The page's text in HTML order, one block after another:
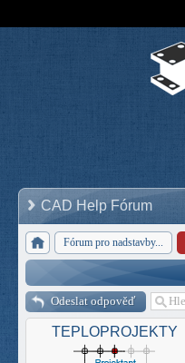
CAD Help Fórum
Fórum pro nadstavby...
Odeslat odpověď
TEPLOPROJEKTY